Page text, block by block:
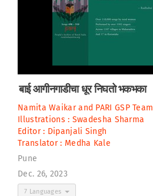
बाई आगीनगाडीचा धूर निघतो भकभका
Namita Waikarand PARI GSP Team
Illustrations : Swadesha Sharma
Editor : Dipanjali Singh
Translator : Medha Kale
Pune
Dec. 26, 2023
7 Languages